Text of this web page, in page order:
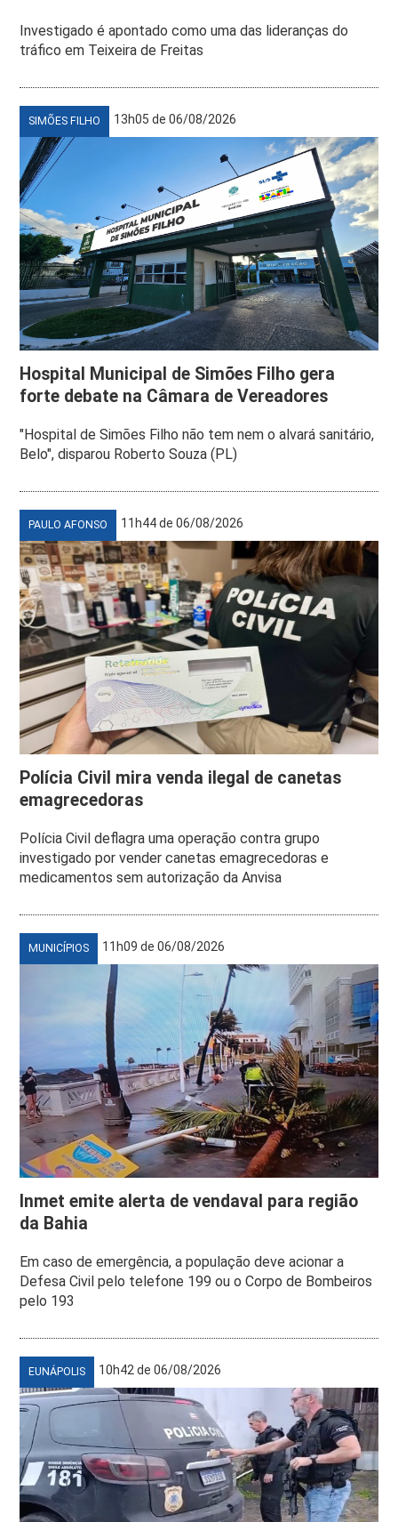
Investigado é apontado como uma das lideranças do
tráfico em Teixeira de Freitas
SIMÕES FILHO 13h05 de 06/08/2026
Hospital Municipal de Simões Filho gera
forte debate na Câmara de Vereadores
"Hospital de Simões Filho não tem nem o alvará sanitário,
Belo", disparou Roberto Souza (PL)
PAULO AFONSO 11h44 de 06/08/2026
Polícia Civil mira venda ilegal de canetas
emagrecedoras
Polícia Civil deflagra uma operação contra grupo
investigado por vender canetas emagrecedoras e
medicamentos sem autorização da Anvisa
MUNICÍPIOS 11h09 de 06/08/2026
Inmet emite alerta de vendaval para região
da Bahia
Em caso de emergência, a população deve acionar a
Defesa Civil pelo telefone 199 ou o Corpo de Bombeiros
pelo 193
EUNÁPOLIS 10h42 de 06/08/2026